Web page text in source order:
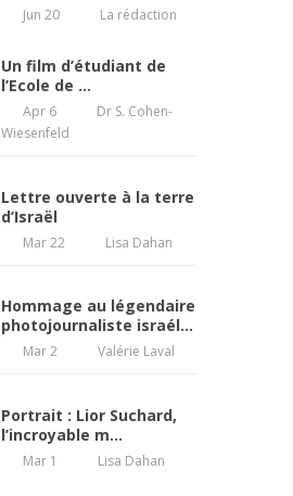
Jun 20 La rédaction
Un film d’étudiant de
l’Ecole de ...
Apr 6
Dr S. Cohen-
Wiesenfeld
Lettre ouverte à la terre
d’Israël
Mar 22 Lisa Dahan
Hommage au légendaire
photojournaliste israél...
Mar 2 Valérie Laval
Portrait : Lior Suchard,
l’incroyable m...
Mar 1 Lisa Dahan